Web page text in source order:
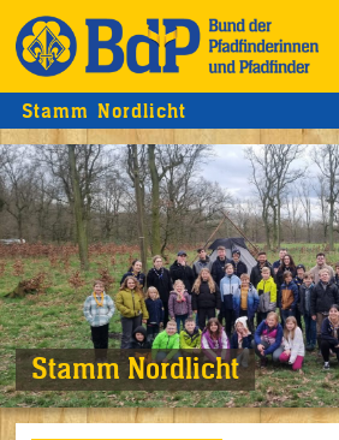
Stamm Nordlicht
Stamm Nordlicht